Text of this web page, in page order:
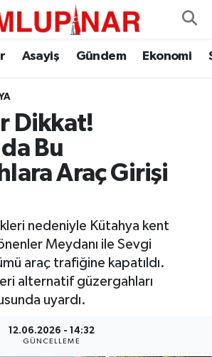
Asayiş Gündem Ekonomi
Dikkat!
Bu
Araç Girişi
nedeniyle Kütahya kent
Meydanı ile Sevgi
araç trafiğine kapatıldı.
alternatif güzergahları
uyardı.
12.06.2026 - 14:32
GÜNCELLEME
Durumu
Yoğunluk Haritası
Durumu ve Fikstür